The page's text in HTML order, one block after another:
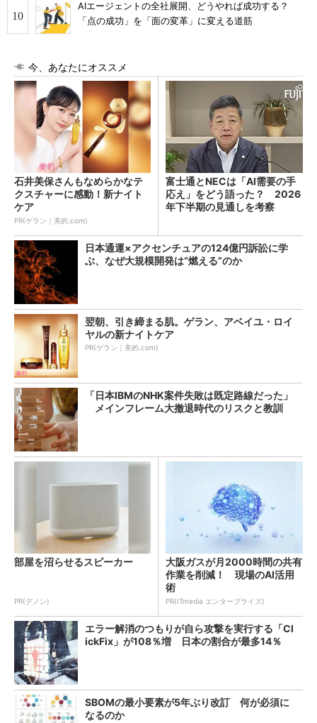
AIエージェントの全社展開、どうやれば成功する？
「点の成功」を「面の変革」に変える道筋
今、あなたにオススメ
石井美保さんもなめらかなテ
クスチャーに感動！新ナイト
ケア
PR(ゲラン｜美的.com)
富士通とNECは「AI需要の手
応え」をどう語った？ 2026
年下半期の見通しを考察
日本通運×アクセンチュアの124億円訴訟に学
ぶ、なぜ大規模開発は“燃える”のか
翌朝、引き締まる肌。ゲラン、アベイユ・ロイ
ヤルの新ナイトケア
PR(ゲラン｜美的.com)
「日本IBMのNHK案件失敗は既定路線だった」
メインフレーム大撤退時代のリスクと教訓
部屋を沼らせるスピーカー
PR(デノン)
大阪ガスが月2000時間の共有
作業を削減！ 現場のAI活用
術
PR(ITmedia エンタープライズ)
エラー解消のつもりが自ら攻撃を実行する「Cl
ickFix」が108％増 日本の割合が最多14％
SBOMの最小要素が5年ぶり改訂 何が必須に
なるのか